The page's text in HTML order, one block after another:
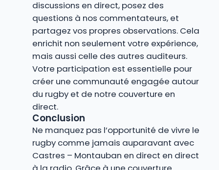
discussions en direct, posez des
questions à nos commentateurs, et
partagez vos propres observations. Cela
enrichit non seulement votre expérience,
mais aussi celle des autres auditeurs.
Votre participation est essentielle pour
créer une communauté engagée autour
du rugby et de notre couverture en
direct.
Conclusion
Ne manquez pas l’opportunité de vivre le
rugby comme jamais auparavant avec
Castres – Montauban en direct en direct